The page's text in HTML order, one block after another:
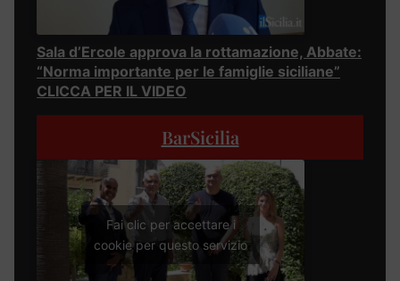
Sala d’Ercole approva la rottamazione, Abbate:
“Norma importante per le famiglie siciliane”
CLICCA PER IL VIDEO
BarSicilia
Fai clic per accettare i
cookie per questo servizio